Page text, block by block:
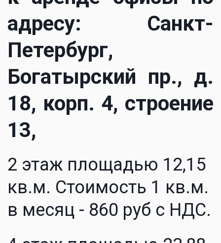
адресу: Санкт-
Петербург,
Богатырский пр., д.
18, корп. 4, строение
13,
2 этаж площадью 12,15
кв.м. Стоимость 1 кв.м.
в месяц - 860 руб с НДС.